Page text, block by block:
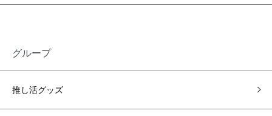
グループ
推し活グッズ